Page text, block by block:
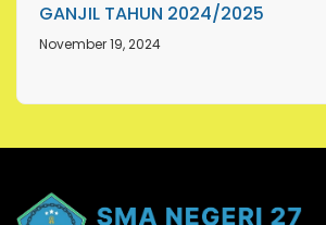
GANJIL TAHUN 2024/2025
November 19, 2024